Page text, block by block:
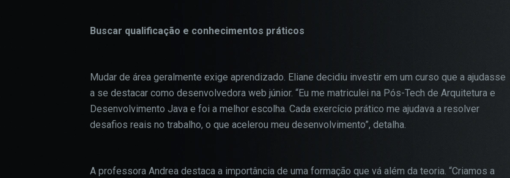
Buscar qualificação e conhecimentos práticos
Mudar de área geralmente exige aprendizado. Eliane decidiu investir em um curso que a ajudasse
a se destacar como desenvolvedora web júnior. “Eu me matriculei na Pós-Tech de Arquitetura e
Desenvolvimento Java e foi a melhor escolha. Cada exercício prático me ajudava a resolver
desafios reais no trabalho, o que acelerou meu desenvolvimento”, detalha.
A professora Andrea destaca a importância de uma formação que vá além da teoria. “Criamos a